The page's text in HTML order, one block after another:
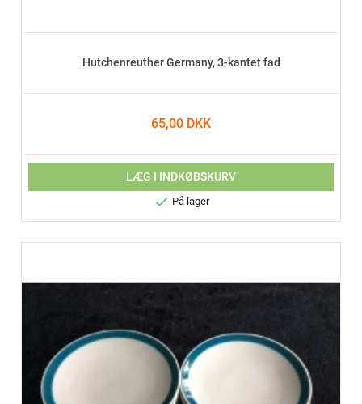
Hutchenreuther Germany, 3-kantet fad
65,00 DKK
LÆG I INDKØBSKURV
 På lager